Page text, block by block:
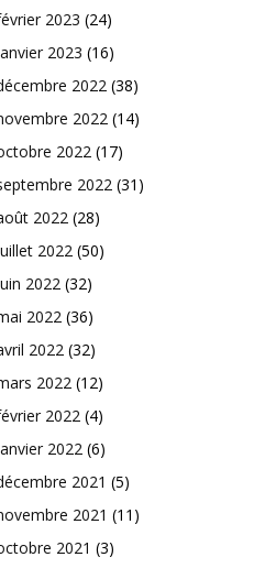
2023 (24)
2023 (16)
2022 (38)
2022 (14)
2022 (17)
2022 (31)
2022 (28)
2022 (50)
2022 (32)
2022 (36)
2022 (32)
2022 (12)
2022 (4)
2022 (6)
2021 (5)
2021 (11)
2021 (3)